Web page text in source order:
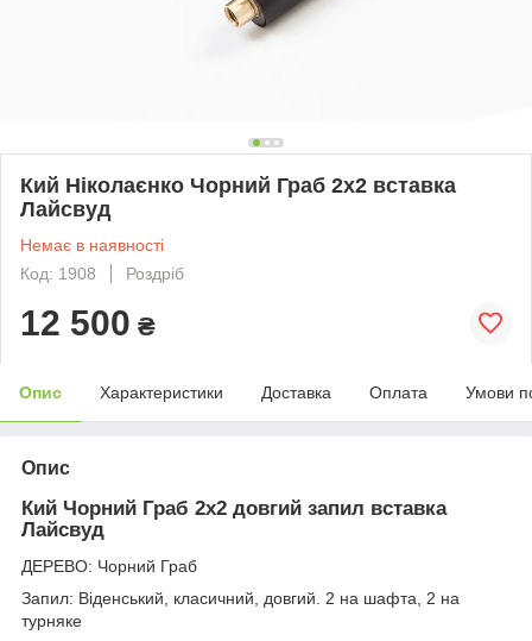
Кий Ніколаєнко Чорний Граб 2х2 вставка
Лайсвуд
Немає в наявності
Код: 1908
Роздріб
12 500 ₴
Опис Характеристики Доставка Оплата Умови
Опис
Кий Чорний Граб 2х2 довгий запил вставка
Лайсвуд
ДЕРЕВО: Чорний Граб
Запил: Віденський, класичний, довгий. 2 на шафта, 2 на
турняке